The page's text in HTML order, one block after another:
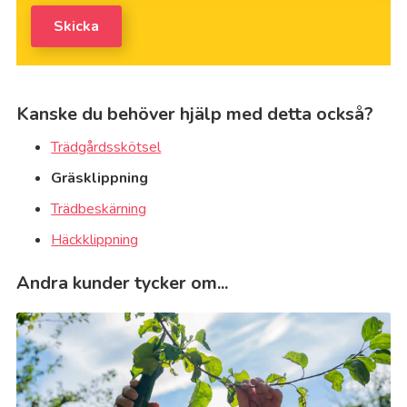
Skicka
Kanske du behöver hjälp med detta också?
Trädgårdsskötsel
Gräsklippning
Trädbeskärning
Häckklippning
Andra kunder tycker om...